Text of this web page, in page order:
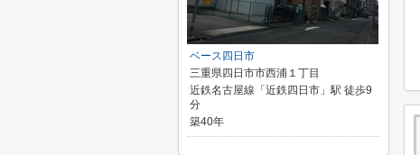
ベース四日市
三重県四日市市西浦１丁目
近鉄名古屋線「近鉄四日市」駅 徒歩9
分
築40年